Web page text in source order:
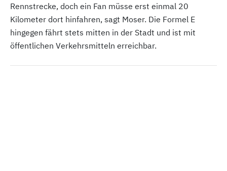
Rennstrecke, doch ein Fan müsse erst einmal 20
Kilometer dort hinfahren, sagt Moser. Die Formel E
hingegen fährt stets mitten in der Stadt und ist mit
öffentlichen Verkehrsmitteln erreichbar.